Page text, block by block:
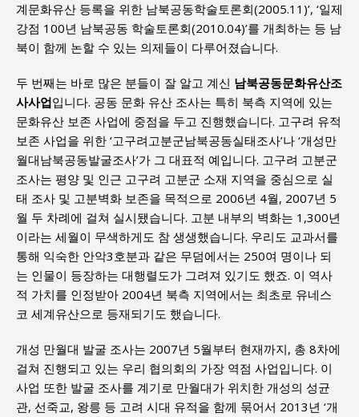
계문화유산 등록을 위한 남북공동학술토론회(2005.11)’, ‘일제
강점 100년 남북공동 학술토론회(2010.04)’를 개최하는 등 남
북이 함께 논할 수 있는 의제들이 다루어졌습니다.
두 번째는 바로 많은 분들이 잘 알고 계신 남북공동문화유산조
사사업입니다. 공동 문화 유산 조사는 특히 북측 지역에 있는
문화유산 보존 사업에 중점을 두고 진행했습니다. 고구려 유적
보존 사업을 위한 ‘고구려고분군남북공동실태조사’나 ‘개성만
월대남북공동발굴조사’가 그 대표적 예입니다. 고구려 고분군
조사는 평양 및 인근 고구려 고분군 소재 지역을 중심으로 실
태 조사 및 고분벽화 보존을 목적으로 2006년 4월, 2007년 5
월 두 차례에 걸쳐 실시됐습니다. 고분 내부의 벽화는 1,300년
이라는 세월이 무색하게도 참 생생했습니다. 우리도 교과서를
통해 익숙한 안악3호분과 같은 무덤에서는 250여 명이나 되
는 인물이 등장하는 대행렬도가 그려져 있기도 했죠. 이 역사
적 가치를 인정받아 2004년 북측 지역에서는 최초로 유네스
코 세계유산으로 등재되기도 했습니다.
개성 만월대 발굴 조사는 2007년 5월부터 현재까지, 총 8차에
걸쳐 진행되고 있는 우리 협의회의 가장 역점 사업입니다. 이
사업 또한 발굴 조사를 계기로 만월대가 위치한 개성의 성균
관, 선죽교, 왕릉 등 고려 시대 유적을 함께 묶어서 2013년 ‘개